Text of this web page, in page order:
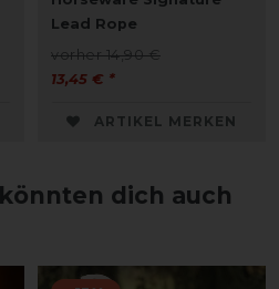
Lead Rope
vorher 14,90 €
13,45 € *
ARTIKEL MERKEN
dich auch